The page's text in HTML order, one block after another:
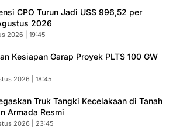
CPO Turun Jadi US$ 996,52 per
2026
2026 | 19:45
Kesiapan Garap Proyek PLTS 100 GW
2026 | 18:45
Truk Tangki Kecelakaan di Tanah
Armada Resmi
2026 | 23:45